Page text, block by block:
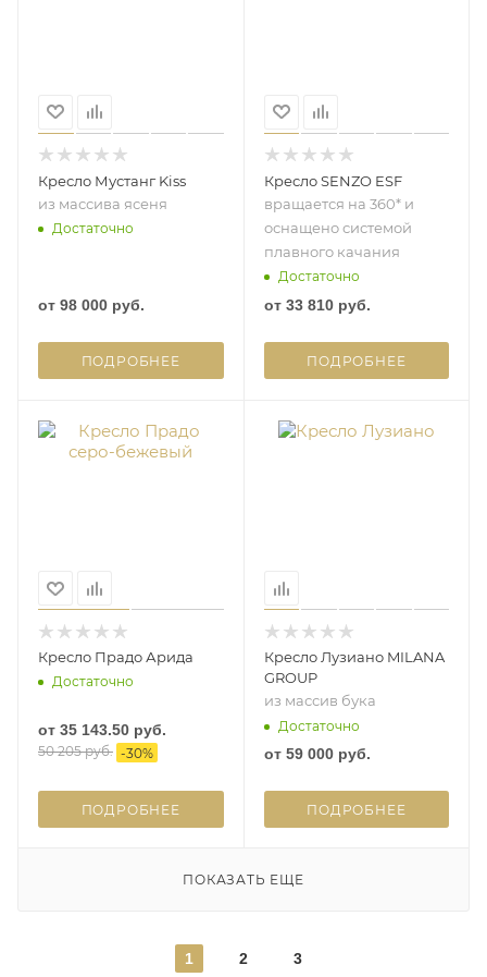
Кресло Мустанг Kiss
из массива ясеня
Достаточно
от 98 000 руб.
ПОДРОБНЕЕ
Кресло SENZO ESF
вращается на 360* и
оснащено системой
плавного качания
Достаточно
от 33 810 руб.
ПОДРОБНЕЕ
Кресло Прадо Арида
Достаточно
от 35 143.50 руб.
50 205 руб. -30%
ПОДРОБНЕЕ
Кресло Лузиано MILANA
GROUP
из массив бука
Достаточно
от 59 000 руб.
ПОДРОБНЕЕ
ПОКАЗАТЬ ЕЩЕ
1 2 3